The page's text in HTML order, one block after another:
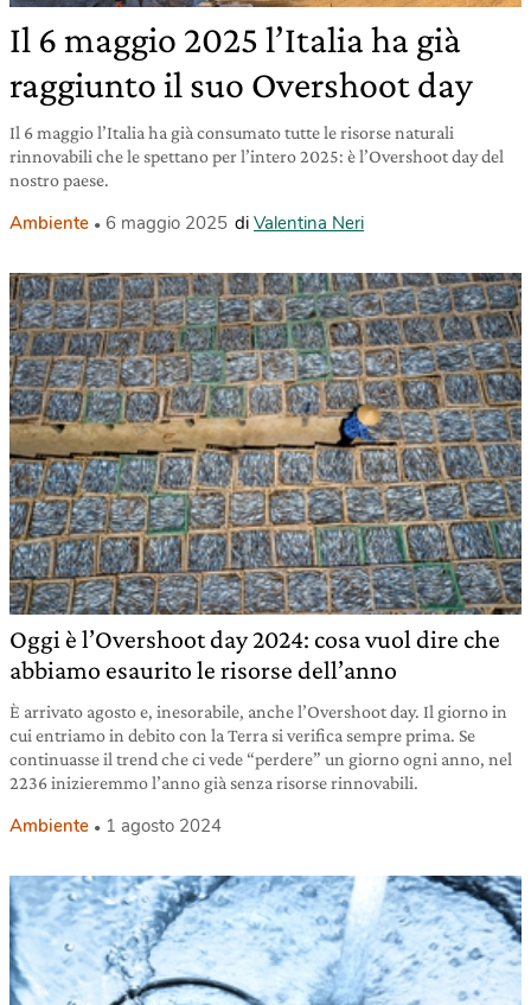
Il 6 maggio 2025 l’Italia ha già
raggiunto il suo Overshoot day
Il 6 maggio l’Italia ha già consumato tutte le risorse naturali
rinnovabili che le spettano per l’intero 2025: è l’Overshoot day del
nostro paese.
Ambiente 6 maggio 2025 di Valentina Neri
Oggi è l’Overshoot day 2024: cosa vuol dire che
abbiamo esaurito le risorse dell’anno
È arrivato agosto e, inesorabile, anche l’Overshoot day. Il giorno in
cui entriamo in debito con la Terra si verifica sempre prima. Se
continuasse il trend che ci vede “perdere” un giorno ogni anno, nel
2236 inizieremmo l’anno già senza risorse rinnovabili.
Ambiente 1 agosto 2024